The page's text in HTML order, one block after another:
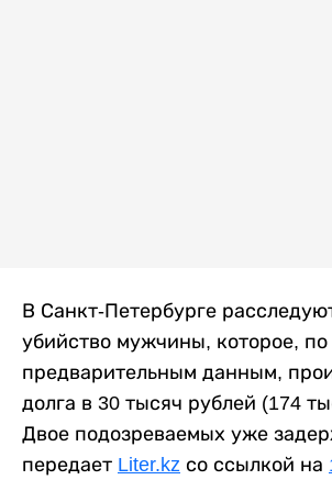
В Санкт-Петербурге
убийство мужчины, которое, по
предварительным данным,
долга в 30 тысяч рублей (174
Двое подозреваемых уже
передает Liter.kz со ссылкой на